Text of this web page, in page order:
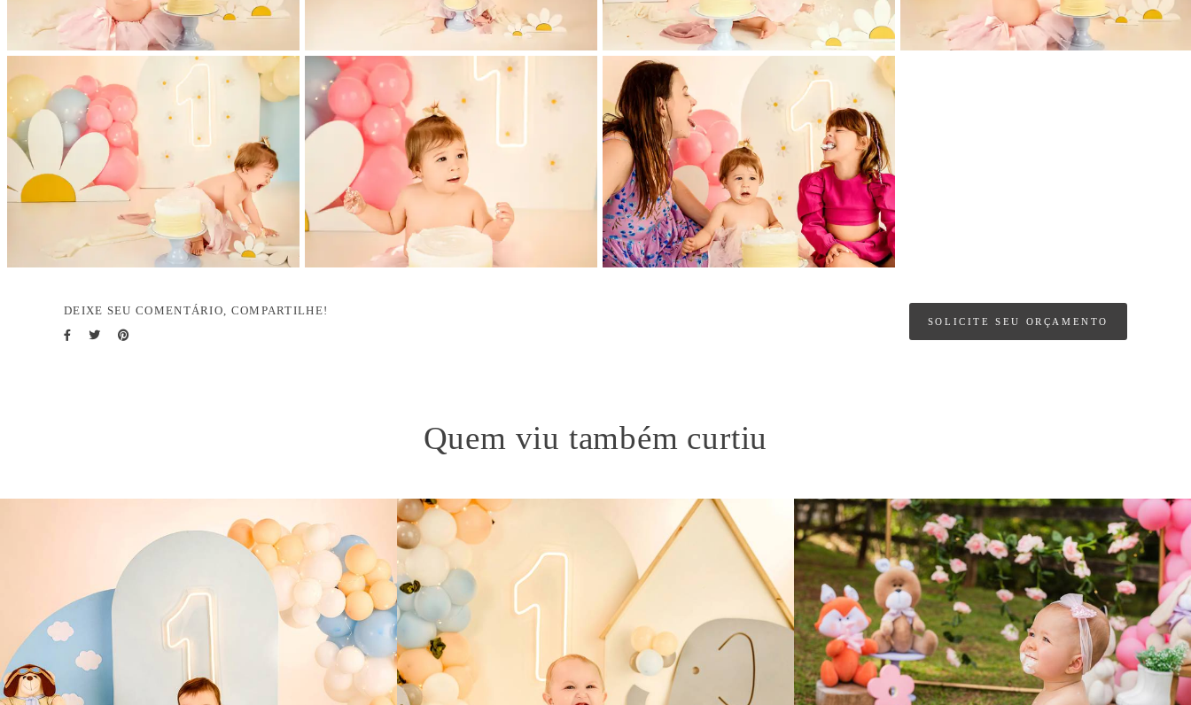
DEIXE SEU COMENTÁRIO, COMPARTILHE!
SOLICITE SEU ORÇAMENTO
Quem viu também curtiu